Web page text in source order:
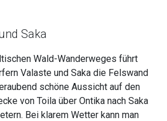
Saka
Wald-Wanderweges führt
Valaste und Saka die Felswand
schöne Aussicht auf den
von Toila über Ontika nach Saka
Bei klarem Wetter kann man